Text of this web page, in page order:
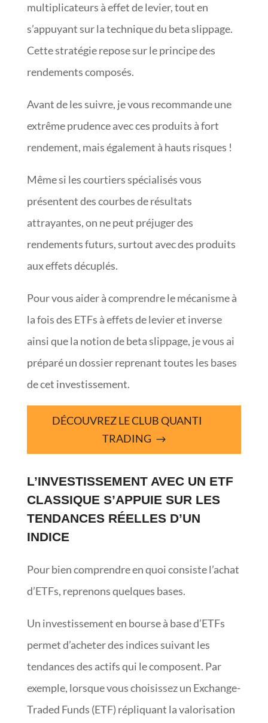
multiplicateurs à effet de levier, tout en
s’appuyant sur la technique du beta slippage.
Cette stratégie repose sur le principe des
rendements composés.
Avant de les suivre, je vous recommande une
extrême prudence avec ces produits à fort
rendement, mais également à hauts risques !
Même si les courtiers spécialisés vous
présentent des courbes de résultats
attrayantes, on ne peut préjuger des
rendements futurs, surtout avec des produits
aux effets décuplés.
Pour vous aider à comprendre le mécanisme à
la fois des ETFs à effets de levier et inverse
ainsi que la notion de beta slippage, je vous ai
préparé un dossier reprenant toutes les bases
de cet investissement.
DÉCOUVREZ LE CLUB QUANTI
TRADING
L’INVESTISSEMENT AVEC UN ETF
CLASSIQUE S’APPUIE SUR LES
TENDANCES RÉELLES D’UN
INDICE
Pour bien comprendre en quoi consiste l’achat
d’ETFs, reprenons quelques bases.
Un investissement en bourse à base d’ETFs
permet d’acheter des indices suivant les
tendances des actifs qui le composent. Par
exemple, lorsque vous choisissez un Exchange-
Traded Funds (ETF) répliquant la valorisation